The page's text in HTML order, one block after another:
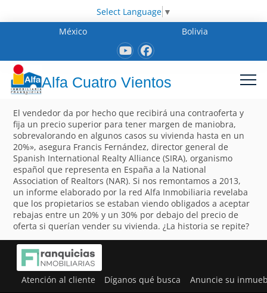
Select Language ▼
México
Bolivia
Alfa Cuatro Vientos
El vendedor da por hecho que recibirá una contraoferta y
fija un precio superior para tener margen de maniobra,
sobrevalorando en algunos casos su vivienda hasta en un
20%», asegura Francis Fernández, director general de
Spanish International Realty Alliance (SIRA), organismo
español que representa en España a la National
Association of Realtors (NAR). Si nos remontamos a 2013,
un informe elaborado por la red Alfa Inmobiliaria revelaba
que los propietarios se estaban viendo obligados a aceptar
rebajas entre un 20% y un 30% por debajo del precio de
oferta si querían vender su vivienda. ¿La historia se repite?
Atención al cliente Díganos qué busca Anuncie su